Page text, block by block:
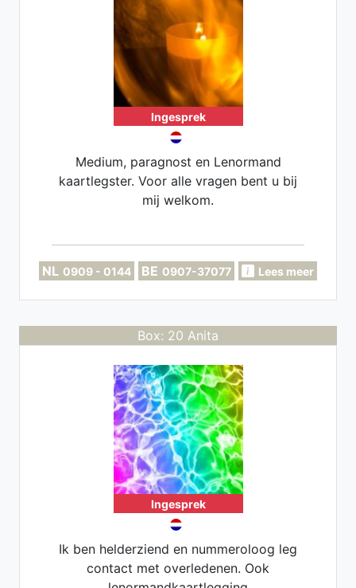
Ingesprek
Medium, paragnost en Lenormand
kaartlegster. Voor alle vragen bent u bij
mij welkom.
NL 0909 - 0144 BE 0907-37077 Lees meer
Box: 20 Anita
Ingesprek
Ik ben helderziend en nummeroloog leg
contact met overledenen. Ook